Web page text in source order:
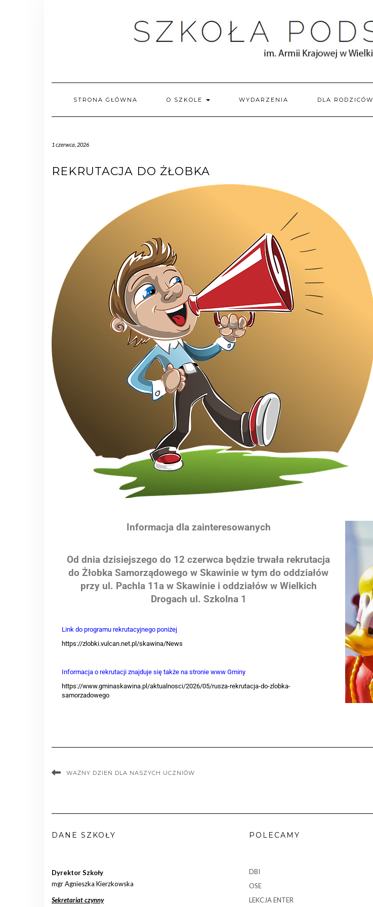
STRONA GŁÓWNA O SZKOLE WYDARZENIA DLA RODZICÓW
1 czerwca, 2026
REKRUTACJA DO ŻŁOBKA
Informacja dla zainteresowanych
Od dnia dzisiejszego do 12 czerwca będzie trwała rekrutacja
do Żłobka Samorządowego w Skawinie w tym do oddziałów
przy ul. Pachla 11a w Skawinie i oddziałów w Wielkich
Drogach ul. Szkolna 1
Link do programu rekrutacyjnego poniżej
https://zlobki.vulcan.net.pl/skawina/News
Informacja o rekrutacji znajduje się także na stronie www Gminy
https://www.gminaskawina.pl/aktualnosci/2026/05/rusza-rekrutacja-do-zlobka-
samorzadowego
WAŻNY DZIEŃ DLA NASZYCH UCZNIÓW
DANE SZKOŁY
Dyrektor Szkoły
mgr Agnieszka Kierzkowska
Sekretariat czynny
POLECAMY
DBI
OSE
LEKCJA ENTER